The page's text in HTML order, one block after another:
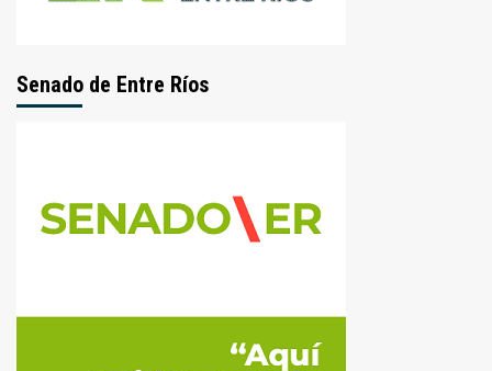
Senado de Entre Ríos